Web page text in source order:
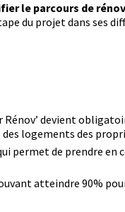
le parcours de
du projet dans ses
Rénov’ devient
logements des
permet de prendre en
atteindre 90%